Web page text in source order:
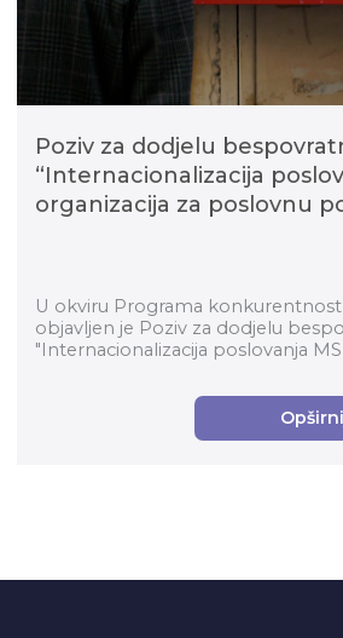
Poziv za dodjelu
“Internacionalizacija
organizacija za poslovnu
U okviru Programa konkurentnost
objavljen je Poziv za dodjelu
"Internacionalizacija poslovanja